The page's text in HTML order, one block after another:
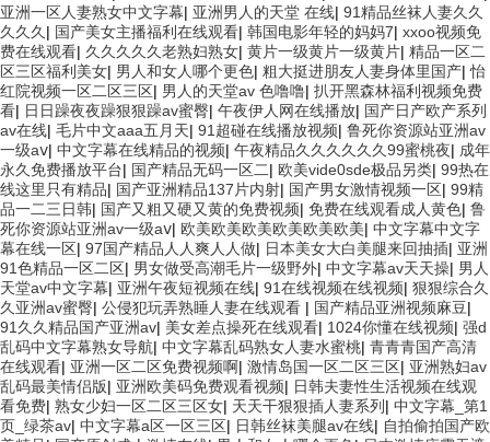
亚洲一区人妻熟女中文字幕| 亚洲男人的天堂 在线| 91精品丝袜人妻久久
久久久 | 国产美女主播福利在线观看| 韩国电影年轻的妈妈7| xxoo视频免
费在线观看| 久久久久久老熟妇熟女| 黄片一级黄片一级黄片| 精品一区二
区三区福利美女| 男人和女人哪个更色| 粗大挺进朋友人妻身体里国产|怡
红院视频一区二区三区| 男人的天堂av 色噜噜| 扒开黑森林福利视频免费
看| 日日躁夜夜躁狠狠躁av蜜臀| 午夜伊人网在线播放| 国产日产欧产系列
av在线| 毛片中文aaa五月天| 91超碰在线播放视频| 鲁死你资源站亚洲av
一级aⅴ| 中文字幕在线精品的视频| 午夜精品久久久久久久99蜜桃夜| 成年
永久免费播放平台| 国产精品无码一区二| 欧美vide0sde极品另类| 99热在
线这里只有精品| 国产亚洲精品137片内射| 国产男女激情视频一区| 99精
品一二三日韩| 国产又粗又硬又黄的免费视频| 免费在线观看成人黄色| 鲁
死你资源站亚洲av一级aⅴ| 欧美欧美欧美欧美欧美欧美| 中文字幕中文字
幕在线一区| 97国产精品人人爽人人做| 日本美女大白美腿来回抽插| 亚洲
91色精品一区二区| 男女做受高潮毛片一级野外| 中文字幕av天天操| 男人
天堂av中文字幕| 亚洲午夜短视频在线| 91在线视频在线视频| 狠狠综合久
久亚洲av蜜臀| 公侵犯玩弄熟睡人妻在线观看 | 国产精品亚洲视频麻豆|
91久久精品国产亚洲av| 美女差点操死在线观看| 1024你懂在线视频| 强d
乱码中文字幕熟女导航| 中文字幕乱码熟女人妻水蜜桃| 青青青国产高清
在线观看| 亚洲一区二区免费视频啊| 激情岛国一区二区三区| 亚洲熟妇av
乱码最美情侣版| 亚洲欧美码免费观看视频| 日韩夫妻性生活视频在线观
看免费| 熟女少妇一区二区三区女| 天天干狠狠插人妻系列| 中文字幕_第1
页_绿茶av| 中文字幕a区一区三区| 日韩丝袜美腿av在线| 自拍偷拍国产欧